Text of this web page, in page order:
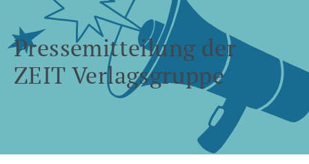
Pressemitteilung der
ZEIT Verlagsgruppe